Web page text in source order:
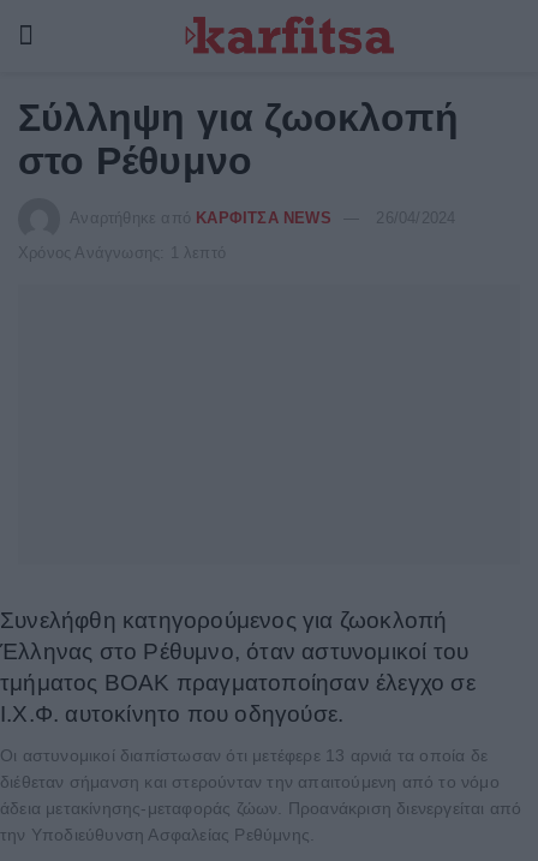
Σύλληψη για ζωοκλοπή
στο Ρέθυμνο
Αναρτήθηκε από ΚΑΡΦΙΤΣΑ NEWS
26/04/2024
Χρόνος Ανάγνωσης: 1 λεπτό
Συνελήφθη κατηγορούμενος για ζωοκλοπή
Έλληνας στο Ρέθυμνο, όταν αστυνομικοί του
τμήματος ΒΟΑΚ πραγματοποίησαν έλεγχο σε
Ι.Χ.Φ. αυτοκίνητο που οδηγούσε.
Οι αστυνομικοί διαπίστωσαν ότι μετέφερε 13 αρνιά τα οποία δε
διέθεταν σήμανση και στερούνταν την απαιτούμενη από το νόμο
άδεια μετακίνησης-μεταφοράς ζώων. Προανάκριση διενεργείται από
την Υποδιεύθυνση Ασφαλείας Ρεθύμνης.